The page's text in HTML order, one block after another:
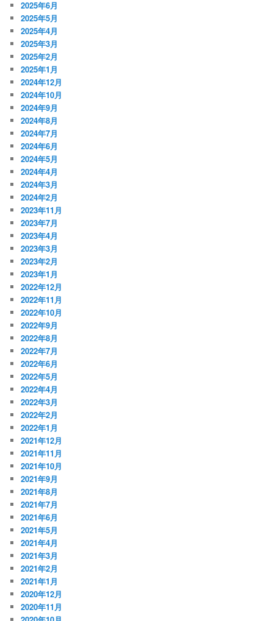
2025年6月
2025年5月
2025年4月
2025年3月
2025年2月
2025年1月
2024年12月
2024年10月
2024年9月
2024年8月
2024年7月
2024年6月
2024年5月
2024年4月
2024年3月
2024年2月
2023年11月
2023年7月
2023年4月
2023年3月
2023年2月
2023年1月
2022年12月
2022年11月
2022年10月
2022年9月
2022年8月
2022年7月
2022年6月
2022年5月
2022年4月
2022年3月
2022年2月
2022年1月
2021年12月
2021年11月
2021年10月
2021年9月
2021年8月
2021年7月
2021年6月
2021年5月
2021年4月
2021年3月
2021年2月
2021年1月
2020年12月
2020年11月